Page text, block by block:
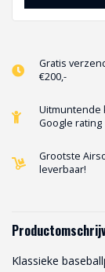
Gratis
€200,-
Uitmuntende
Google rating
Grootste
leverbaar!
Klassieke